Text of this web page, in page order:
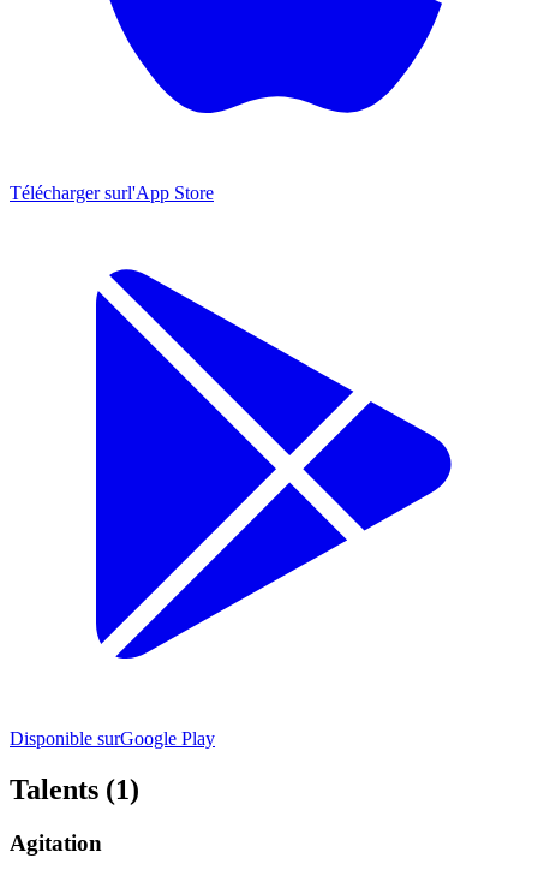
Télécharger surl'App Store
Disponible surGoogle Play
Talents (1)
Agitation